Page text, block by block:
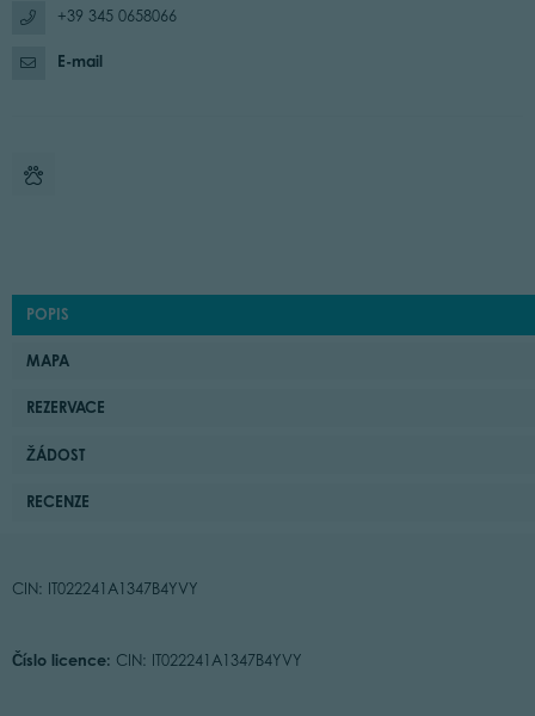
+39 345 0658066
E-mail
POPIS
MAPA
REZERVACE
ŽÁDOST
RECENZE
CIN: IT022241A1347B4YVY
Číslo licence: CIN: IT022241A1347B4YVY